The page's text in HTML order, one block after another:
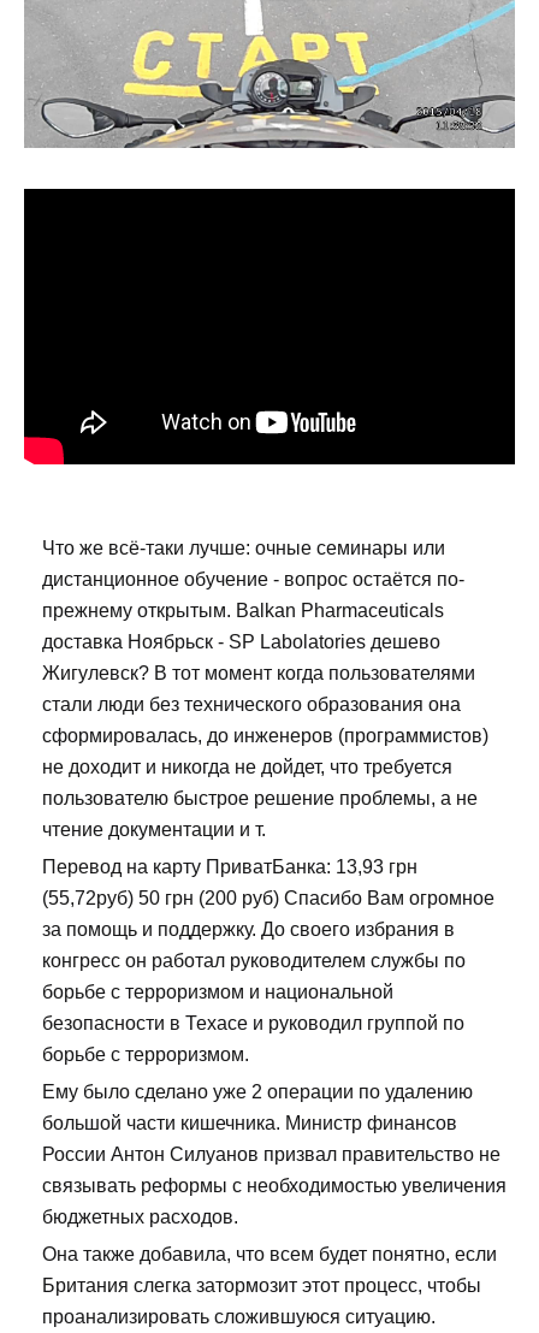
Что же всё-таки лучше: очные семинары или
дистанционное обучение - вопрос остаётся по-
прежнему открытым. Balkan Pharmaceuticals
доставка Ноябрьск - SP Labolatories дешево
Жигулевск? В тот момент когда пользователями
стали люди без технического образования она
сформировалась, до инженеров (программистов)
не доходит и никогда не дойдет, что требуется
пользователю быстрое решение проблемы, а не
чтение документации и т.
Перевод на карту ПриватБанка: 13,93 грн
(55,72руб) 50 грн (200 руб) Спасибо Вам огромное
за помощь и поддержку. До своего избрания в
конгресс он работал руководителем службы по
борьбе с терроризмом и национальной
безопасности в Техасе и руководил группой по
борьбе с терроризмом.
Ему было сделано уже 2 операции по удалению
большой части кишечника. Министр финансов
России Антон Силуанов призвал правительство не
связывать реформы с необходимостью увеличения
бюджетных расходов.
Она также добавила, что всем будет понятно, если
Британия слегка затормозит этот процесс, чтобы
проанализировать сложившуюся ситуацию.